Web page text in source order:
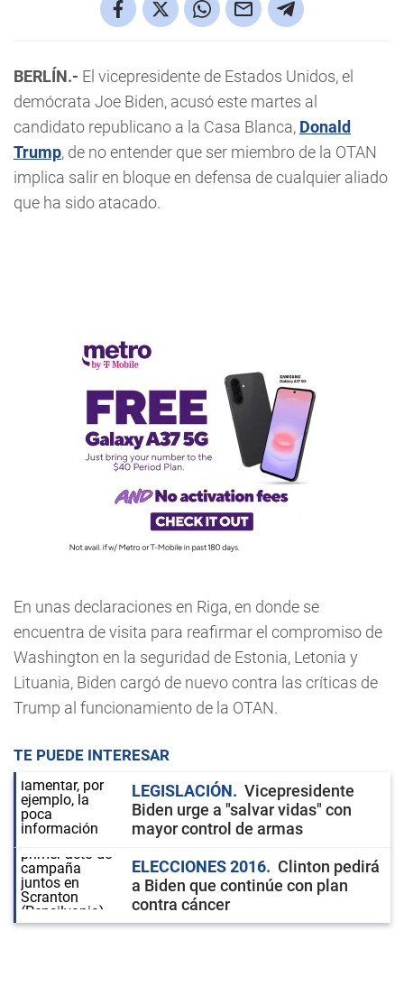
BERLÍN.- El vicepresidente de Estados Unidos, el
demócrata Joe Biden, acusó este martes al
candidato republicano a la Casa Blanca, Donald
Trump, de no entender que ser miembro de la OTAN
implica salir en bloque en defensa de cualquier aliado
que ha sido atacado.
En unas declaraciones en Riga, en donde se
encuentra de visita para reafirmar el compromiso de
Washington en la seguridad de Estonia, Letonia y
Lituania, Biden cargó de nuevo contra las críticas de
Trump al funcionamiento de la OTAN.
TE PUEDE INTERESAR
LEGISLACIÓN
Vicepresidente
Biden urge a "salvar vidas" con
mayor control de armas
ELECCIONES 2016
Clinton pedirá
a Biden que continúe con plan
contra cáncer